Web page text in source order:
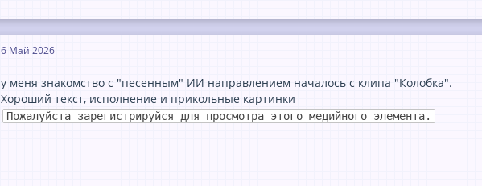
6 Май 2026
у меня знакомство с "песенным" ИИ направлением началось с клипа "Колобка".
Хороший текст, исполнение и прикольные картинки
Пожалуйста зарегистрируйся для просмотра этого медийного элемента.